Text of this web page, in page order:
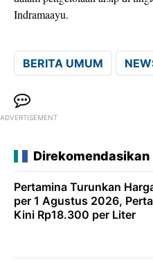
Indramaayu.
BERITA UMUM
ADVERTISEMENT
Direkomendasikan
Pertamina Turunkan
per 1 Agustus 2026,
Kini Rp18.300 per Liter